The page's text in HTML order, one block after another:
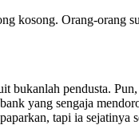
kosong. Orang-orang
bukanlah pendusta.
yang sengaja
tapi ia